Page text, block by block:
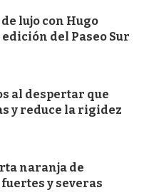
lujo con Hugo
del Paseo Sur
al despertar que
y reduce la rigidez
naranja de
y severas